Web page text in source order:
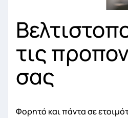
τις
σας
Φορητό και πάντα σε